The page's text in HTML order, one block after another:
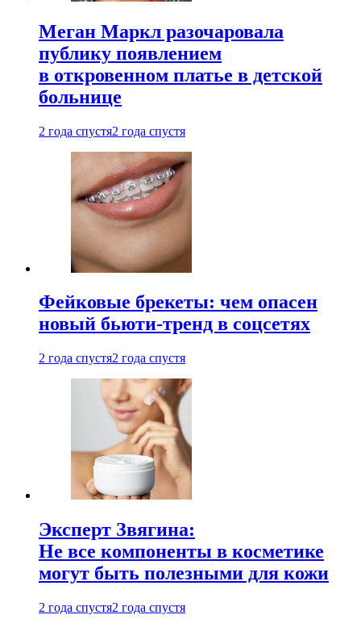
Меган Маркл разочаровала
публику появлением
в откровенном платье в детской
больнице
2 года спустя2 года спустя
Фейковые брекеты: чем опасен
новый бьюти-тренд в соцсетях
2 года спустя2 года спустя
Эксперт Звягина:
Не все компоненты в косметике
могут быть полезными для кожи
2 года спустя2 года спустя